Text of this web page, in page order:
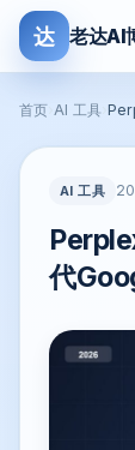
达 老达AI
首页 AI 工具
AI 工具
代